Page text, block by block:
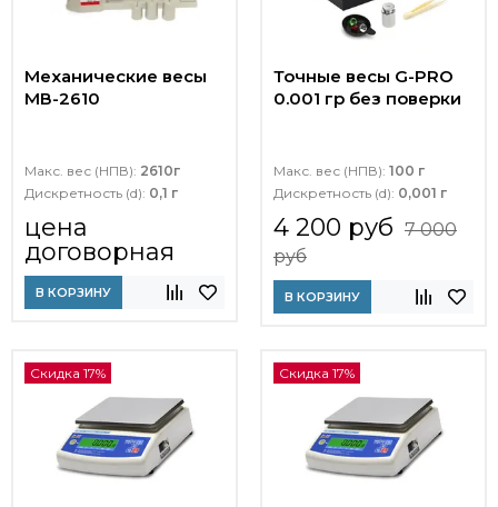
Механические весы
МВ-2610
Макс. вес (НПВ): 2610г
Дискретность (d): 0,1 г
цена
договорная
В КОРЗИНУ
Точные весы G-PRO
0.001 гр без поверки
Макс. вес (НПВ): 100 г
Дискретность (d): 0,001 г
4 200 руб 7 000
руб
В КОРЗИНУ
Скидка 17% Скидка 17%